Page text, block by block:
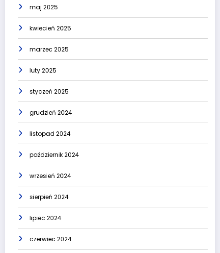
maj 2025
kwiecień 2025
marzec 2025
luty 2025
styczeń 2025
grudzień 2024
listopad 2024
październik 2024
wrzesień 2024
sierpień 2024
lipiec 2024
czerwiec 2024